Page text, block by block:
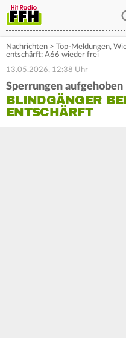
Nachrichten > Top-Meldungen,
entschärft: A66 wieder frei
13.05.2026, 12:38 Uhr
Sperrungen aufgehoben
BLINDGÄNGER
ENTSCHÄRFT